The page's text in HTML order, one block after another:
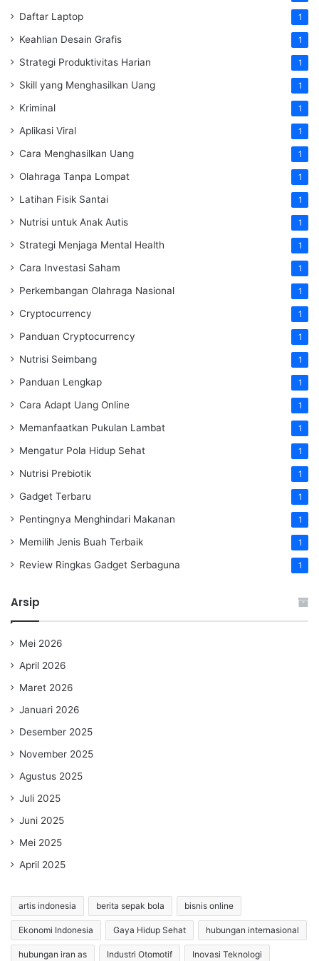
Daftar Laptop 1
Keahlian Desain Grafis 1
Strategi Produktivitas Harian 1
Skill yang Menghasilkan Uang 1
Kriminal 1
Aplikasi Viral 1
Cara Menghasilkan Uang 1
Olahraga Tanpa Lompat 1
Latihan Fisik Santai 1
Nutrisi untuk Anak Autis 1
Strategi Menjaga Mental Health 1
Cara Investasi Saham 1
Perkembangan Olahraga Nasional 1
Cryptocurrency 1
Panduan Cryptocurrency 1
Nutrisi Seimbang 1
Panduan Lengkap 1
Cara Adapt Uang Online 1
Memanfaatkan Pukulan Lambat 1
Mengatur Pola Hidup Sehat 1
Nutrisi Prebiotik 1
Gadget Terbaru 1
Pentingnya Menghindari Makanan 1
Memilih Jenis Buah Terbaik 1
Review Ringkas Gadget Serbaguna 1
Arsip
Mei 2026
April 2026
Maret 2026
Januari 2026
Desember 2025
November 2025
Agustus 2025
Juli 2025
Juni 2025
Mei 2025
April 2025
artis indonesia berita sepak bola bisnis online
Ekonomi Indonesia Gaya Hidup Sehat hubungan internasional
hubungan iran as Industri Otomotif Inovasi Teknologi